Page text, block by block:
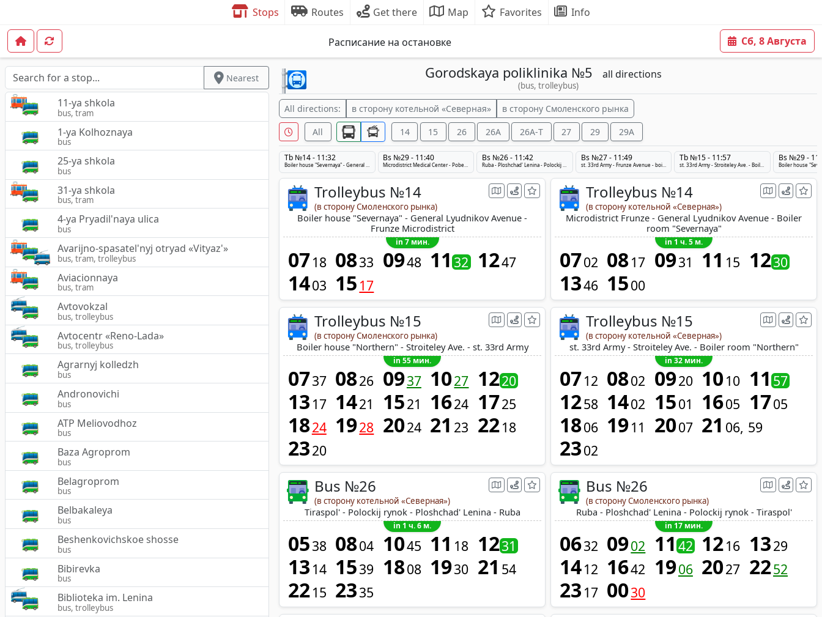
Stops Routes Get there Map Favorites Info
Расписание на остановке Сб, 8 Августа
Nearest
11-ya shkola
bus, tram
1-ya Kolhoznaya
bus
25-ya shkola
bus
31-ya shkola
bus, tram
4-ya Pryadil'naya ulica
bus
Avarijno-spasatel'nyj otryad «Vityaz'»
bus, tram, trolleybus
Aviacionnaya
bus, tram
Avtovokzal
bus, trolleybus
Avtocentr «Reno-Lada»
bus, trolleybus
Agrarnyj kolledzh
bus
Andronovichi
bus
ATP Meliovodhoz
bus
Baza Agroprom
bus
Belagroprom
bus
Belbakaleya
bus
Beshenkovichskoe shosse
bus
Bibirevka
bus
Biblioteka im. Lenina
bus, trolleybus
Gorodskaya poliklinika №5 all directions
(bus, trolleybus)
All directions: в сторону котельной «Северная» в сторону Смоленского рынка
All 14 15 26 26A 26A-Т 27 29 29A
Tb №14 - 11:32 Bs №29 - 11:40 Bs №26 - 11:42 Bs №27 - 11:49
st. 33rd Army - Frunze Avenue - boiler room "Northern"
Tb №15 - 11:57 Bs №29 -
Trolleybus №14
(в сторону Смоленского рынка)
Boiler house "Severnaya" - General Lyudnikov Avenue -
Frunze Microdistrict
in 7 мин.
0718 0833 0948 1132 1247
1403 15 17
Trolleybus №14
(в сторону котельной «Северная»)
Microdistrict Frunze - General Lyudnikov Avenue - Boiler
room "Severnaya"
in 1 ч. 5 м.
0702 0817 0931 11 15 1230
1346 1500
Trolleybus №15
(в сторону Смоленского рынка)
Boiler house "Northern" - Stroiteley Ave. - st. 33rd Army
in 55 мин.
0737 0826 0937 1027 1220
13 17 1421 1521 1624 1725
1824 1928 2024 21 23 2218
2320
Trolleybus №15
(в сторону котельной «Северная»)
st. 33rd Army - Stroiteley Ave. - Boiler room "Northern"
in 32 мин.
0712 0802 0920 1010 11 57
1258 1402 1501 1605 1705
1806 1911 2007 21 06 59
2302
Bus №26
(в сторону котельной «Северная»)
Tiraspol' - Polockij rynok - Ploshchad' Lenina - Ruba
in 1 ч. 6 м.
0538 0804 1045 11 18 1231
13 14 1539 1808 1930 21 54
2215 2335
Bus №26
(в сторону Смоленского рынка)
Ruba - Ploshchad' Lenina - Polockij rynok - Tiraspol'
in 17 мин.
0632 0902 11 42 1216 1329
1412 1642 1906 2027 2252
23 17 0030